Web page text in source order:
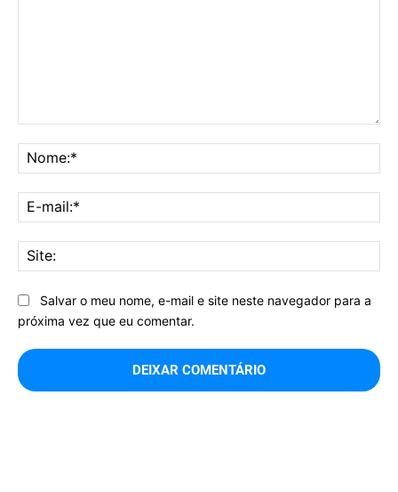
Salvar o meu nome, e-mail e site neste navegador para a
próxima vez que eu comentar.